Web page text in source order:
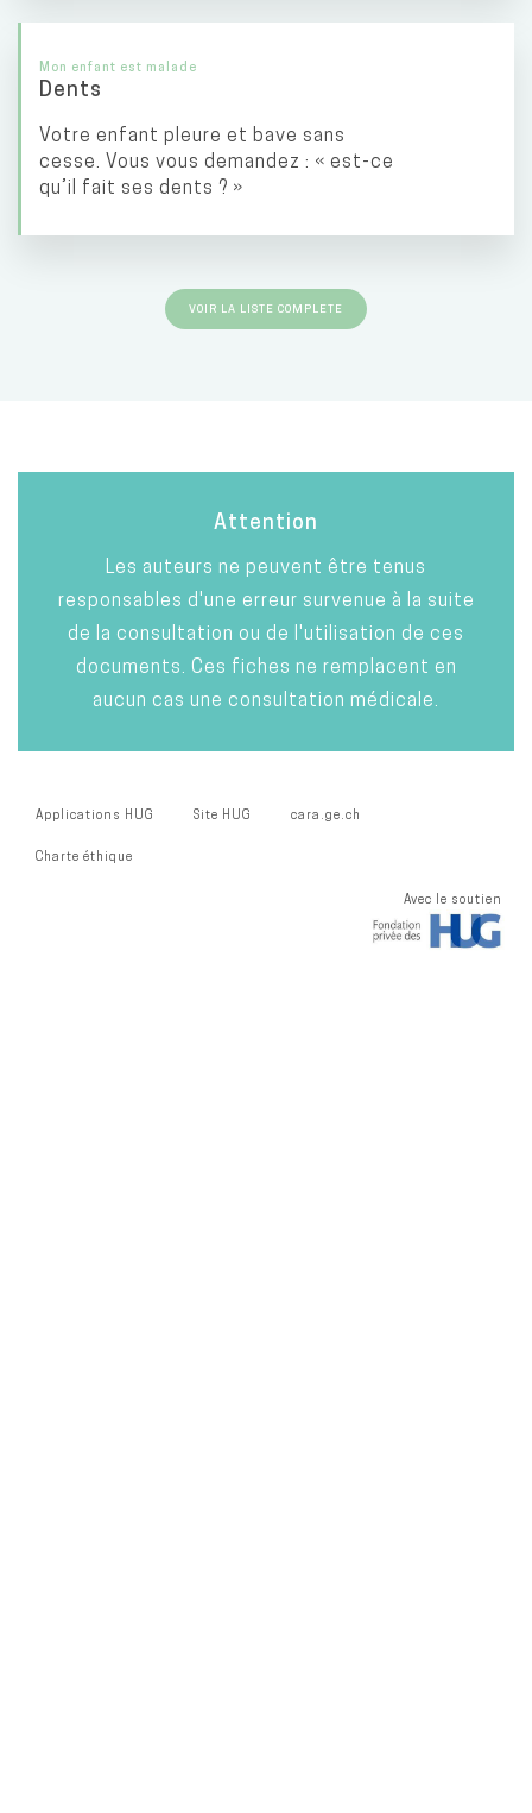
Mon enfant est malade
Dents
Votre enfant pleure et bave sans
cesse. Vous vous demandez : « est-ce
qu’il fait ses dents ? »
VOIR LA LISTE COMPLETE
Attention
Les auteurs ne peuvent être tenus
responsables d'une erreur survenue à la suite
de la consultation ou de l'utilisation de ces
documents. Ces fiches ne remplacent en
aucun cas une consultation médicale.
Applications HUG Site HUG cara.ge.ch
Charte éthique
Avec le soutien